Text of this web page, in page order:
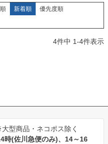
新着順
優先度順
4件中 1-4件表示
型商品・ネコポス除く
時(佐川急便のみ)、14～16